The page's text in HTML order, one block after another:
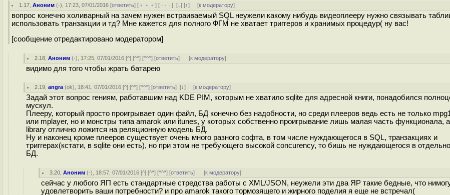
1.17 ,Аноним (-), 17:23, 07/01/2016 [ответить] [ ﹢﹢﹢] [ · · ·][↓] [↑] [к модератору]
вопрос конечно холиварный на зачем нужен встраиваемый SQL неужели какому нибудь видеоплееру нужно связывать
использовать транзакции и тд? Мне кажется для полного ФГМ не хватает триггеров и хранимых процедур( ну вас!
[сообщение отредактировано модератором]
2.18 ,Аноним (-), 17:25, 07/01/2016 [^] [^^] [^^^] [ответить] [к модератору]
видимо для того чтобы жрать батарею
2.19 ,angra (ok), 18:41, 07/01/2016 [^] [^^] [^^^] [ответить][↓] [к модератору]
Задай этот вопрос гениям, работавшим над KDE PIM, которым не хватило sqlite для адресной книги, понадобился
мускул.
Плееру, который просто проигрывает один файл, БД конечно без надобности, но среди плееров ведь есть не только
или mplayer, но и монстры типа amarok или itunes, у которых собственно проигрывание лишь малая часть функционала,
library отлично ложится на реляционную модель БД.
Ну и наконец кроме плееров существует очень много разного софта, в том числе нуждающегося в SQL, транзакциях и
триггерах(кстати, в sqlite они есть), но при этом не требующего высокой concurency, то бишь не нуждающегося в
БД.
3.20 ,Аноним (-), 18:57, 07/01/2016 [^] [^^] [^^^] [ответить] [к модератору]
сейчас у любого ЯП есть стандартные стредства работы с XML/JSON, неужели эти два ЯР такие бедные, что
удовлетворить ваши потребности? и про amarok такого тормозящего и жирного поделия я еще не встречал(